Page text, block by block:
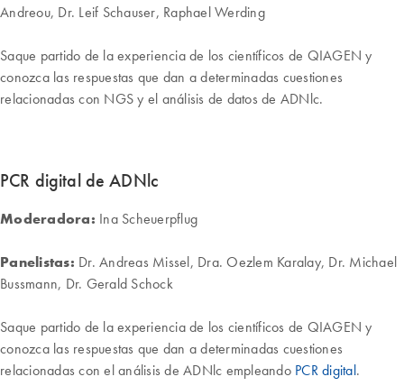
Andreou, Dr. Leif Schauser, Raphael Werding
Saque partido de la experiencia de los científicos de QIAGEN y
conozca las respuestas que dan a determinadas cuestiones
relacionadas con NGS y el análisis de datos de ADNlc.
PCR digital de ADNlc
Moderadora: Ina Scheuerpflug
Panelistas: Dr. Andreas Missel, Dra. Oezlem Karalay, Dr. Michael
Bussmann, Dr. Gerald Schock
Saque partido de la experiencia de los científicos de QIAGEN y
conozca las respuestas que dan a determinadas cuestiones
relacionadas con el análisis de ADNlc empleando PCR digital.